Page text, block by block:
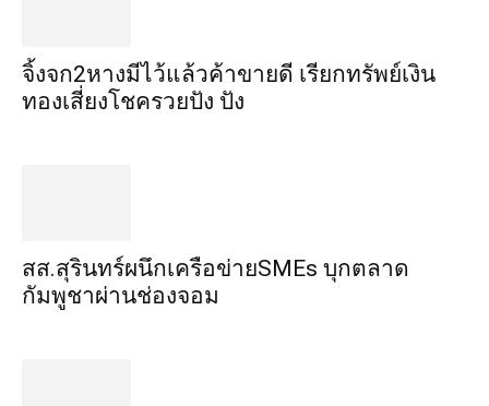
จิ้งจก​2​หาง​มีไว้แล้ว​ค้าขาย​ดี​ เรียก​ทรัพย์เงิน
ทอง​เสี่ยงโชค​รวยปัง​ ปัง​
สส.สุรินทร์ผนึกเครือข่ายSMEs บุกตลาด
กัมพูชาผ่านช่องจอม